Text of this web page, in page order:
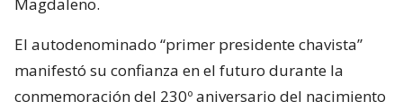
El autodenominado “primer presidente chavista”
manifestó su confianza en el futuro durante la
conmemoración del 230º aniversario del nacimiento